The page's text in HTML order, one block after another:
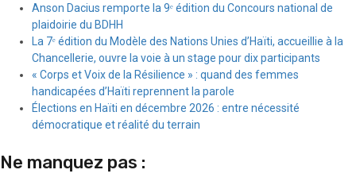
Anson Dacius remporte la 9ᵉ édition du Concours national de
plaidoirie du BDHH
La 7ᵉ édition du Modèle des Nations Unies d’Haïti, accueillie à la
Chancellerie, ouvre la voie à un stage pour dix participants
« Corps et Voix de la Résilience » : quand des femmes
handicapées d’Haïti reprennent la parole
Élections en Haïti en décembre 2026 : entre nécessité
démocratique et réalité du terrain
Ne manquez pas :